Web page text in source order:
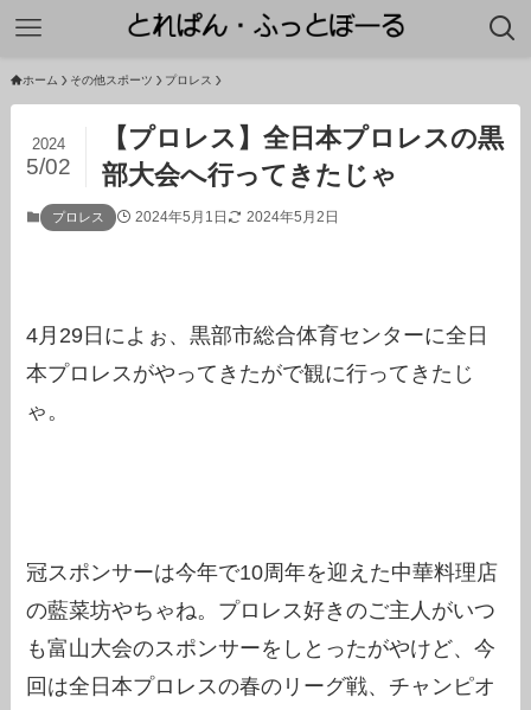
ホーム その他スポーツ プロレス
【プロレス】全日本プロレスの黒
部大会へ行ってきたじゃ
2024
5/02
プロレス 2024年5月1日 2024年5月2日
4月29日によぉ、黒部市総合体育センターに全日
本プロレスがやってきたがで観に行ってきたじ
ゃ。
冠スポンサーは今年で10周年を迎えた中華料理店
の藍菜坊やちゃね。プロレス好きのご主人がいつ
も富山大会のスポンサーをしとったがやけど、今
回は全日本プロレスの春のリーグ戦、チャンピオ